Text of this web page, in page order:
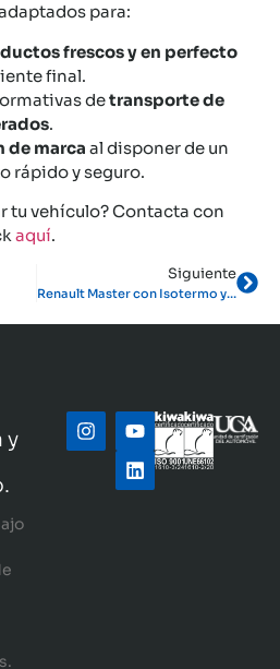
para:
frescos y en perfecto
final.
detransporte de
.
de marca al disponer de un
rápido y seguro.
tu vehículo? Contacta con
aquí.
Siguiente
Renault Master con Isotermo y Equipo de Frío Thermo King para temperaturas negativas
y